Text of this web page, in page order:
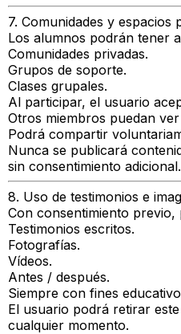
7. Comunidades y espacios
Los alumnos podrán tener
Comunidades privadas.
Grupos de soporte.
Clases grupales.
Al participar, el usuario
Otros miembros puedan
Podrá compartir
Nunca se publicará
sin consentimiento adicional.
8. Uso de testimonios e
Con consentimiento previo,
Testimonios escritos.
Fotografías.
Vídeos.
Antes / después.
Siempre con fines
El usuario podrá retirar
cualquier momento.